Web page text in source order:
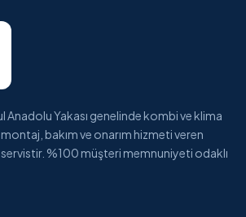
Anadolu Yakası genelinde kombi ve klima
bakım ve onarım hizmeti veren
%100 müşteri memnuniyeti odaklı